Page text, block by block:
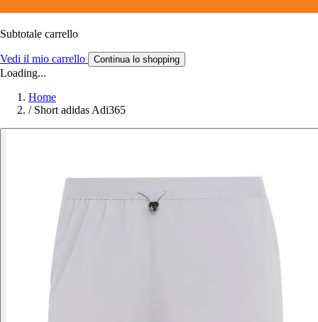
Subtotale carrello
Vedi il mio carrello Continua lo shopping
Loading...
Home
/ Short adidas Adi365